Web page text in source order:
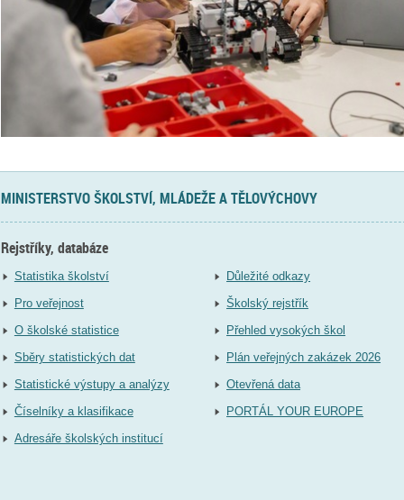
MINISTERSTVO ŠKOLSTVÍ, MLÁDEŽE A TĚLOVÝCHOVY
Rejstříky, databáze
Statistika školství
Pro veřejnost
O školské statistice
Sběry statistických dat
Statistické výstupy a analýzy
Číselníky a klasifikace
Adresáře školských institucí
Důležité odkazy
Školský rejstřík
Přehled vysokých škol
Plán veřejných zakázek 2026
Otevřená data
PORTÁL YOUR EUROPE